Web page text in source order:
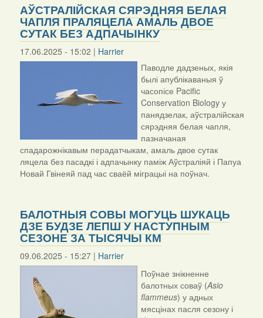
АЎСТРАЛІЙСКАЯ СЯРЭДНЯЯ БЕЛАЯ
ЧАПЛЯ ПРАЛЯЦЕЛА АМАЛЬ ДВОЕ
СУТАК БЕЗ АДПАЧЫНКУ
17.06.2025 - 15:02 | Harrier
Паводле дадзеных, якія
былі апублікаваныя ў
часопісе Pacific
Conservation Biology у
панядзелак, аўстралійская
сярэдняя белая чапля,
пазначаная
спадарожнікавым перадатчыкам, амаль двое сутак
ляцела без пасадкі і адпачынку паміж Аўстраліяй і Папуа
Новай Гвінеяй пад час сваёй міграцыі на поўнач.
БАЛОТНЫЯ СОВЫ МОГУЦЬ ШУКАЦЬ
ДЗЕ БУДЗЕ ЛЕПШ У НАСТУПНЫМ
СЕЗОНЕ ЗА ТЫСЯЧЫ КМ
09.06.2025 - 15:27 | Harrier
Поўнае знікненне
балотных соваў (Asio
flammeus) у адных
мясцінах пасля сезону і